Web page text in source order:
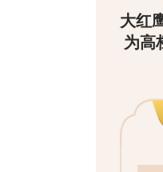
大红
为高